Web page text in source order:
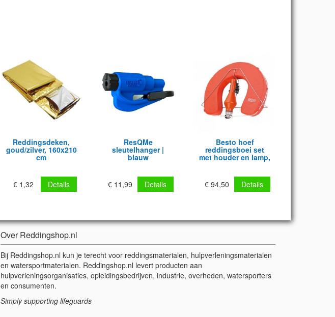
Reddingsdeken,
goud/zilver, 160x210
cm
€ 1,32 Details
ResQMe
sleutelhanger |
blauw
€ 11,99 Details
Besto hoef
reddingsboei set
met houder en lamp,
€ 94,50
Details
Over Reddingshop.nl
Bij Reddingshop.nl kun je terecht voor reddingsmaterialen, hulpverleningsmaterialen
en watersportmaterialen. Reddingshop.nl levert producten aan
hulpverleningsorganisaties, opleidingsbedrijven, industrie, overheden, watersporters
en consumenten.
Simply supporting lifeguards